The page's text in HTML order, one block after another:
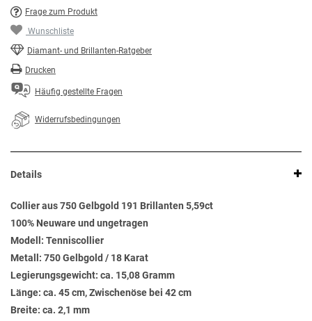
Frage zum Produkt
Wunschliste
Diamant- und Brillanten-Ratgeber
Drucken
Häufig gestellte Fragen
Widerrufsbedingungen
Details
Collier aus 750 Gelbgold 191 Brillanten 5,59ct
100% Neuware und ungetragen
Modell: Tenniscollier
Metall: 750 Gelbgold / 18 Karat
Legierungsgewicht: ca. 15,08 Gramm
Länge: ca. 45 cm, Zwischenöse bei 42 cm
Breite: ca. 2,1 mm